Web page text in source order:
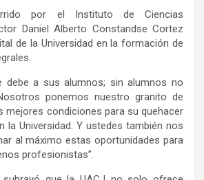
por el Instituto de Ciencias
Daniel Alberto Constandse Cortez
de la Universidad en la formación de
debe a sus alumnos; sin alumnos no
ponemos nuestro granito de
mejores condiciones para su quehacer
la Universidad. Y ustedes también nos
al máximo estas oportunidades para
profesionistas”.